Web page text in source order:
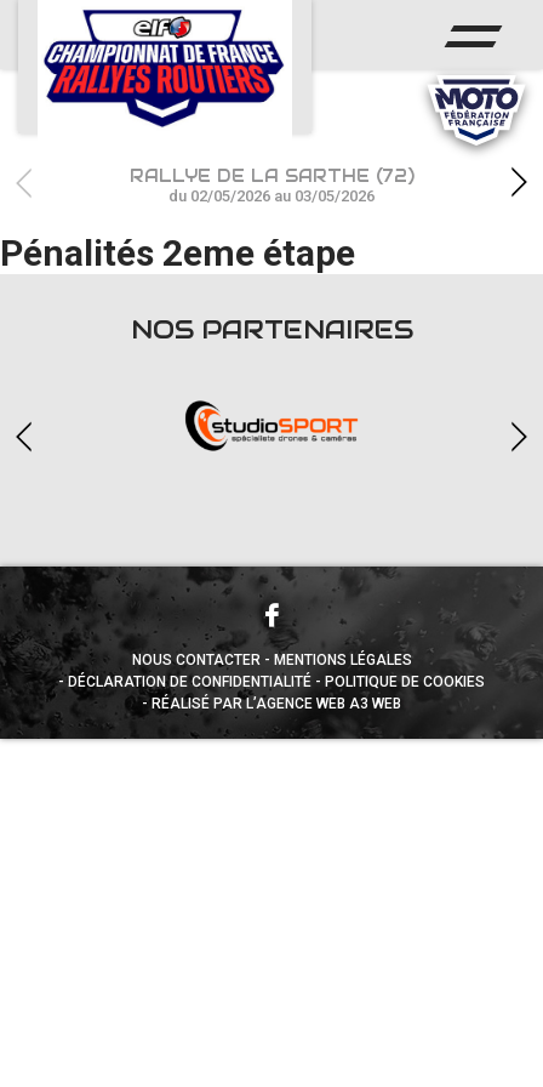
ACCUEIL
ACTUS
CALENDRIER
CHAMPIONNAT
RÉSULTATS
RALLYE DE LA SARTHE (72)
du 02/05/2026 au 03/05/2026
Pénalités 2eme étape
NOS PARTENAIRES
NOUS CONTACTER
MENTIONS LÉGALES
DÉCLARATION DE CONFIDENTIALITÉ
POLITIQUE DE COOKIES
RÉALISÉ PAR L’AGENCE WEB A3 WEB